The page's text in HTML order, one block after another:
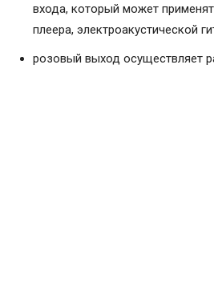
входа, который может
плеера, электроакустической
розовый выход осуществляет